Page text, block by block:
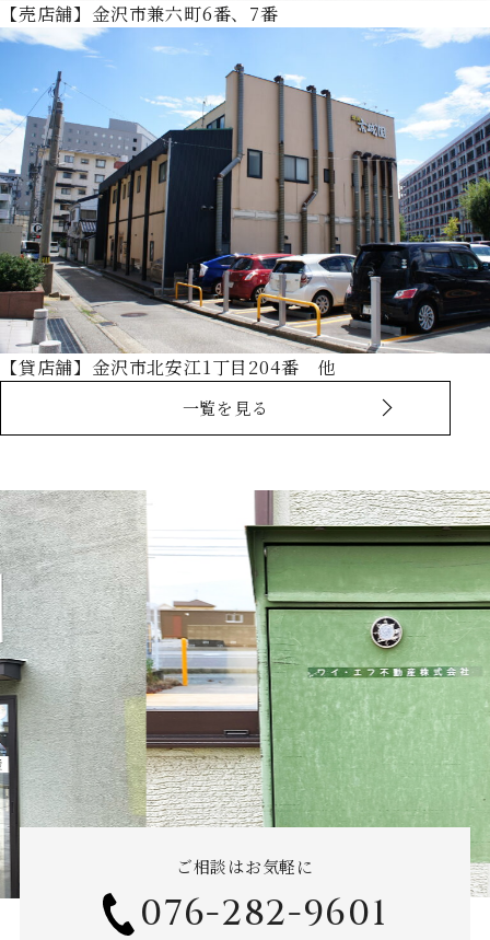
【売店舗】金沢市兼六町6番、7番
【貸店舗】金沢市北安江1丁目204番 他
一覧を見る
ご相談はお気軽に
076-282-9601